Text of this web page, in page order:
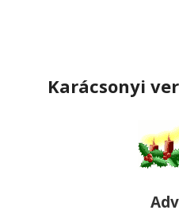
Karácsonyi